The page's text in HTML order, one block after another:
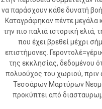
να παράσχουν κάθε δυνατή
Καταγράφηκαν πέντε μεγάλα
την πιο παλιά ιστορική ελιά,
που έχει βρεθεί μέχρι
επιστήμονες.
της εκκλησίας, δεδομένου
πολυούχος του χωριού,
Τεσσάρων Μαρτύρων
προκύπτει από